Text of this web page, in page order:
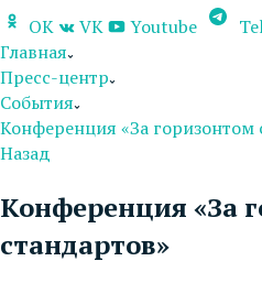
OK
VK Youtube
Главная
Пресс-центр
События
Конференция «За горизонтом
Назад
Конференция «За
стандартов»